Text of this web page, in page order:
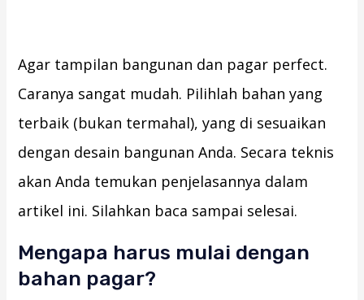
Agar tampilan bangunan dan pagar perfect.
Caranya sangat mudah. Pilihlah bahan yang
terbaik (bukan termahal), yang di sesuaikan
dengan desain bangunan Anda. Secara teknis
akan Anda temukan penjelasannya dalam
artikel ini. Silahkan baca sampai selesai.
Mengapa harus mulai dengan
bahan pagar?